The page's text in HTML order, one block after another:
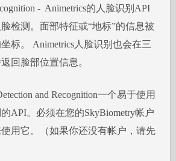
- Animetrics的人脸识别API
检测。面部特征或“地标”的信息被
标。 Animetrics人脸识别也会在三
回脸部位置信息。
and Recognition一个易于使用
API。必须在您的SkyBiometry帐户
用它。（如果你还没有帐户，请先